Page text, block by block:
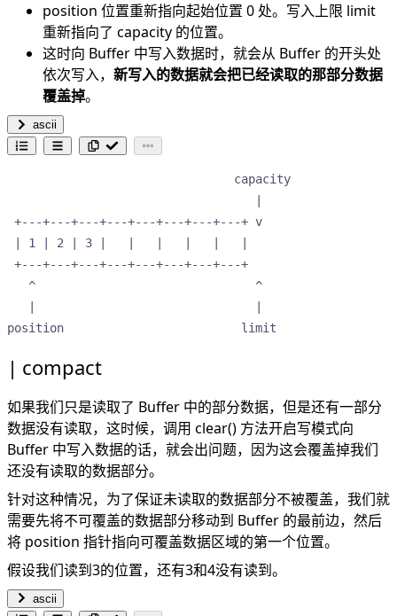
position 位置重新指向起始位置 0 处。写入上限 limit
重新指向了 capacity 的位置。
这时向 Buffer 中写入数据时，就会从 Buffer 的开头处
依次写入， 新写入的数据就会把已经读取的那部分数据
覆盖掉。
ascii
                                capacity
+---+---+---+---+---+---+---+---+ v
| 1 | 2 | 3 |   |   |   |   |   |
+---+---+---+---+---+---+---+---+
   ^                               ^
position                         limit
compact
如果我们只是读取了 Buffer 中的部分数据，但是还有一部分
数据没有读取，这时候，调用 clear() 方法开启写模式向
Buffer 中写入数据的话，就会出问题，因为这会覆盖掉我们
还没有读取的数据部分。
针对这种情况，为了保证未读取的数据部分不被覆盖，我们就
需要先将不可覆盖的数据部分移动到 Buffer 的最前边，然后
将 position 指针指向可覆盖数据区域的第一个位置。
假设我们读到3的位置，还有3和4没有读到。
ascii